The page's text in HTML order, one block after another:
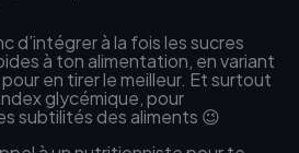
d’intégrer à la fois les sucres
à ton alimentation, en variant
en tirer le meilleur. Et surtout
glycémique, pour
subtilités des aliments 😉